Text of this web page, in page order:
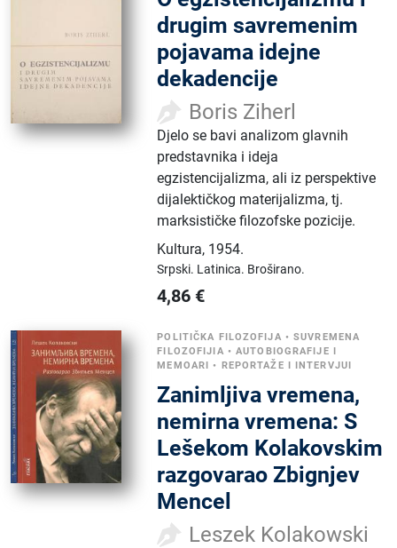
drugim savremenim
pojavama idejne
dekadencije
Boris Ziherl
Djelo se bavi analizom glavnih
predstavnika i ideja
egzistencijalizma, ali iz perspektive
dijalektičkog materijalizma, tj.
marksističke filozofske pozicije.
Kultura, 1954.
Srpski. Latinica. Broširano.
4,86 €
POLITIČKA FILOZOFIJA •SUVREMENA
FILOZOFIJIA •AUTOBIOGRAFIJE I
MEMOARI • REPORTAŽE I INTERVJUI
Zanimljiva vremena,
nemirna vremena: S
Lešekom Kolakovskim
razgovarao Zbignjev
Mencel
Leszek Kolakowski